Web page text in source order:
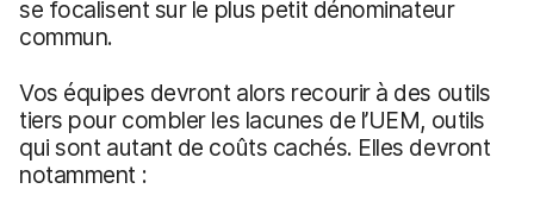
se focalisent sur le plus petit dénominateur
commun.
Vos équipes devront alors recourir à des outils
tiers pour combler les lacunes de l’UEM, outils
qui sont autant de coûts cachés. Elles devront
notamment :